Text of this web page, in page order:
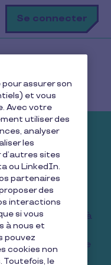
Se connecter
Card
! Notre toute
est là,
coup de boost à
Des
carte repensée
et sécurisés,
assurer son
et vous
Avec votre
utiliser des
analyser
les
sites
ou LinkedIn.
partenaires
des
interactions
si vous
à nous et
pouvez
cookies non
Toutefois, le